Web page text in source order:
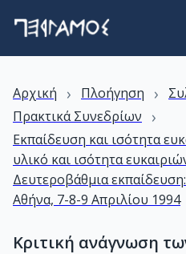
Αρχική › Πλοήγηση ›
Πρακτικά Συνεδρίων ›
Εκπαίδευση και ισότητα
υλικό και ισότητα
Δευτεροβάθμια
Αθήνα, 7-8-9 Απριλίου 1994
Κριτική ανάγνωση